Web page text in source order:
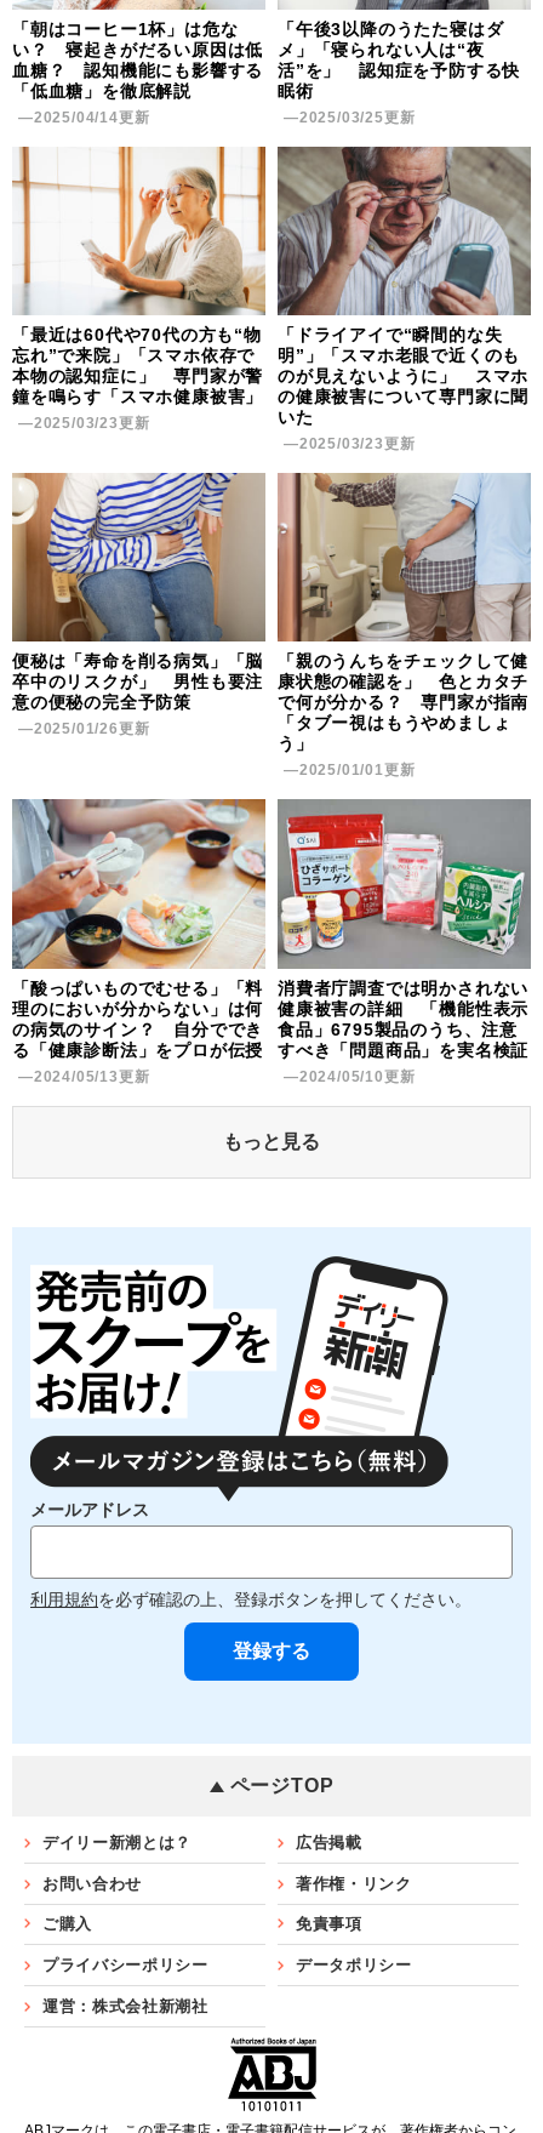
「朝はコーヒー1杯」は危な
い？ 寝起きがだるい原因は低
血糖？ 認知機能にも影響する
「低血糖」を徹底解説
―2025/04/14更新
「午後3以降のうたた寝はダ
メ」「寝られない人は“夜
活”を」 認知症を予防する快
眠術
―2025/03/25更新
「最近は60代や70代の方も“物
忘れ”で来院」「スマホ依存で
本物の認知症に」 専門家が警
鐘を鳴らす「スマホ健康被害」
―2025/03/23更新
「ドライアイで“瞬間的な失
明”」「スマホ老眼で近くのも
のが見えないように」 スマホ
の健康被害について専門家に聞
いた
―2025/03/23更新
便秘は「寿命を削る病気」「脳
卒中のリスクが」 男性も要注
意の便秘の完全予防策
―2025/01/26更新
「親のうんちをチェックして健
康状態の確認を」 色とカタチ
で何が分かる？ 専門家が指南
「タブー視はもうやめましょ
う」
―2025/01/01更新
「酸っぱいものでむせる」「料
理のにおいが分からない」は何
の病気のサイン？ 自分ででき
る「健康診断法」をプロが伝授
―2024/05/13更新
消費者庁調査では明かされない
健康被害の詳細 「機能性表示
食品」6795製品のうち、注意
すべき「問題商品」を実名検証
―2024/05/10更新
もっと見る
メールアドレス
利用規約を必ず確認の上、登録ボタンを押してください。
ページTOP
デイリー新潮とは？ 広告掲載
お問い合わせ 著作権・リンク
ご購入 免責事項
プライバシーポリシー データポリシー
運営：株式会社新潮社